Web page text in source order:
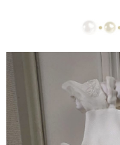
【ドレス・タキ
ュアと日傘
【ドレスリメイ